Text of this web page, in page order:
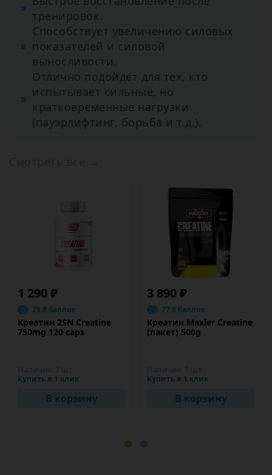
тренировок.
Способствует увеличению силовых
показателей и силовой
выносливости.
Отлично подойдёт для тех, кто
испытывает сильные, но
кратковременные нагрузки
(пауэрлифтинг, борьба и т.д.).
Смотреть все →
1 290 ₽
25.8 баллов
Креатин 2SN Creatine
750mg 120 caps
Купить в 1 клик
В корзину
3 890 ₽
77.8 баллов
Креатин Maxler Creatine
(пакет) 500g
Купить в 1 клик
В корзину